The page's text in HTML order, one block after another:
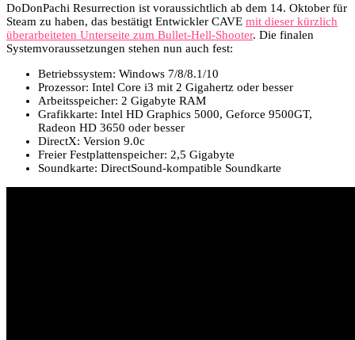
DoDonPachi Resurrection ist voraussichtlich ab dem 14. Oktober für
Steam zu haben, das bestätigt Entwickler CAVE mit dieser kürzlich
überarbeiteten Unterseite zum Bullet-Hell-Shooter. Die finalen
Systemvoraussetzungen stehen nun auch fest:
Betriebssystem: Windows 7/8/8.1/10
Prozessor: Intel Core i3 mit 2 Gigahertz oder besser
Arbeitsspeicher: 2 Gigabyte RAM
Grafikkarte: Intel HD Graphics 5000, Geforce 9500GT,
Radeon HD 3650 oder besser
DirectX: Version 9.0c
Freier Festplattenspeicher: 2,5 Gigabyte
Soundkarte: DirectSound-kompatible Soundkarte